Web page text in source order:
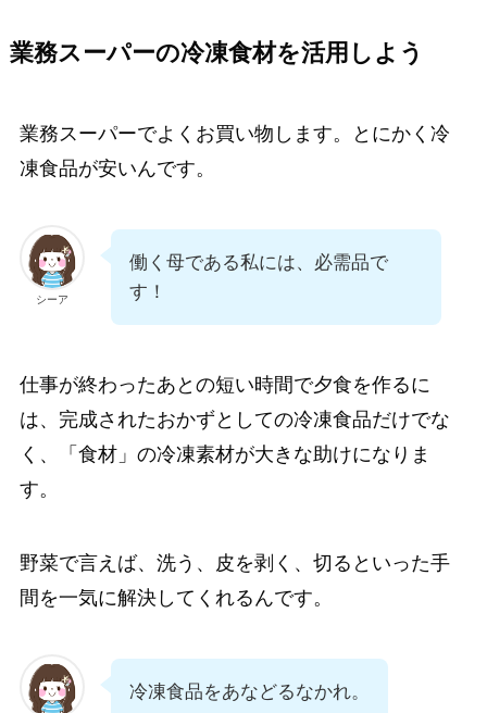
業務スーパーの冷凍食材を活用しよう
業務スーパーでよくお買い物します。とにかく冷
凍食品が安いんです。
シーア
働く母である私には、必需品で
す！
仕事が終わったあとの短い時間で夕食を作るに
は、完成されたおかずとしての冷凍食品だけでな
く、「食材」の冷凍素材が大きな助けになりま
す。
野菜で言えば、洗う、皮を剥く、切るといった手
間を一気に解決してくれるんです。
冷凍食品をあなどるなかれ。